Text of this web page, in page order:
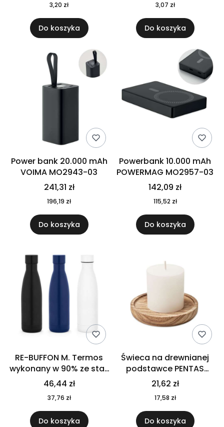
3,20 zł
Do koszyka
3,07 zł
Do koszyka
Power bank 20.000 mAh
VOIMA MO2943-03
241,31 zł
196,19 zł
Do koszyka
Powerbank 10.000 mAh
POWERMAG MO2957-03
142,09 zł
115,52 zł
Do koszyka
RE-BUFFON M. Termos
wykonany w 90% ze stali
nierdzewnej
pochodzącej z
recyklingu 520 ml 94294
46,44 zł
37,76 zł
Do koszyka
Świeca na drewnianej
podstawce PENTAS
MO6282-40
21,62 zł
17,58 zł
Do koszyka